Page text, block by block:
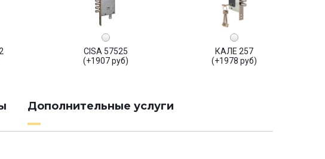
CISA 57525
(+1907 руб)
КАЛЕ 257
(+1978 руб)
Дополнительные услуги